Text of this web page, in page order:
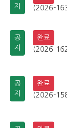
지
(2026-163
공
지
완료
(2026-162
공
지
완료
(2026-